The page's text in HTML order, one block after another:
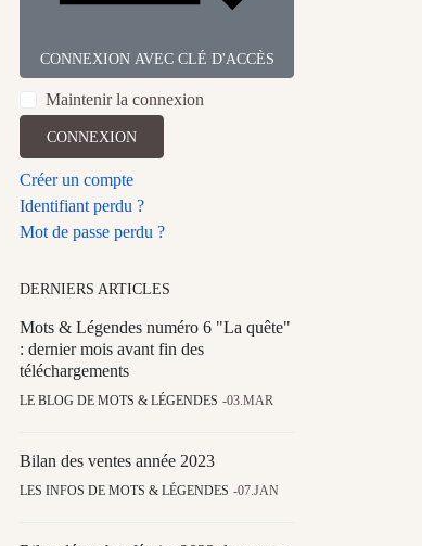
CONNEXION AVEC CLÉ D'ACCÈS
Maintenir la connexion
CONNEXION
Créer un compte
Identifiant perdu ?
Mot de passe perdu ?
DERNIERS ARTICLES
Mots & Légendes numéro 6 "La quête"
: dernier mois avant fin des
téléchargements
LE BLOG DE MOTS & LÉGENDES 03.MAR
Bilan des ventes année 2023
LES INFOS DE MOTS & LÉGENDES 07.JAN